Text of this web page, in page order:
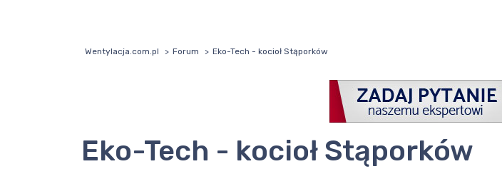
Wentylacja.com.pl Forum Eko-Tech - kocioł Stąporków
Eko-Tech - kocioł Stąporków